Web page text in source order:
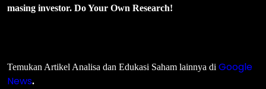
masing investor. Do Your Own Research!
Temukan Artikel Analisa dan Edukasi Saham lainnya di Google
News.